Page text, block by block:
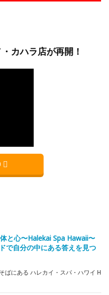
カハラ店が再開！
と心〜Halekai Spa Hawaii〜
で自分の中にある答えを見つ
ばにある ハレカイ・スパ・ハワイ H